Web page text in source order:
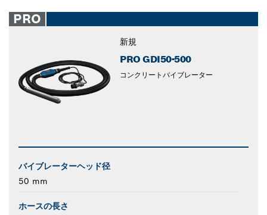
PRO
新規
PRO GDI50-500
コンクリートバイブレーター
バイブレーターヘッド径
50 mm
ホースの長さ